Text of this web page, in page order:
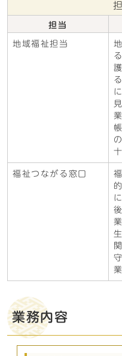
担当
地域福祉担当
福祉つながる窓口
業務内容